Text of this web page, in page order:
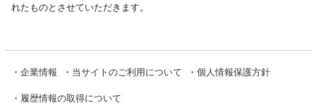
れたものとさせていただきます。
・ 企業情報 ・ 当サイトのご利用について ・ 個人情報保護方針
・ 履歴情報の取得について